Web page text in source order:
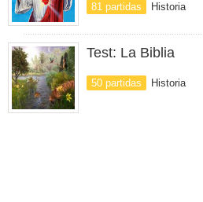
81 partidas Historia
Test: La Biblia
50 partidas Historia